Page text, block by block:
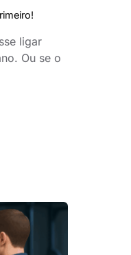
ligar
Ou se o